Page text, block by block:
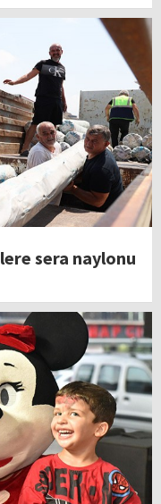
sera naylonu